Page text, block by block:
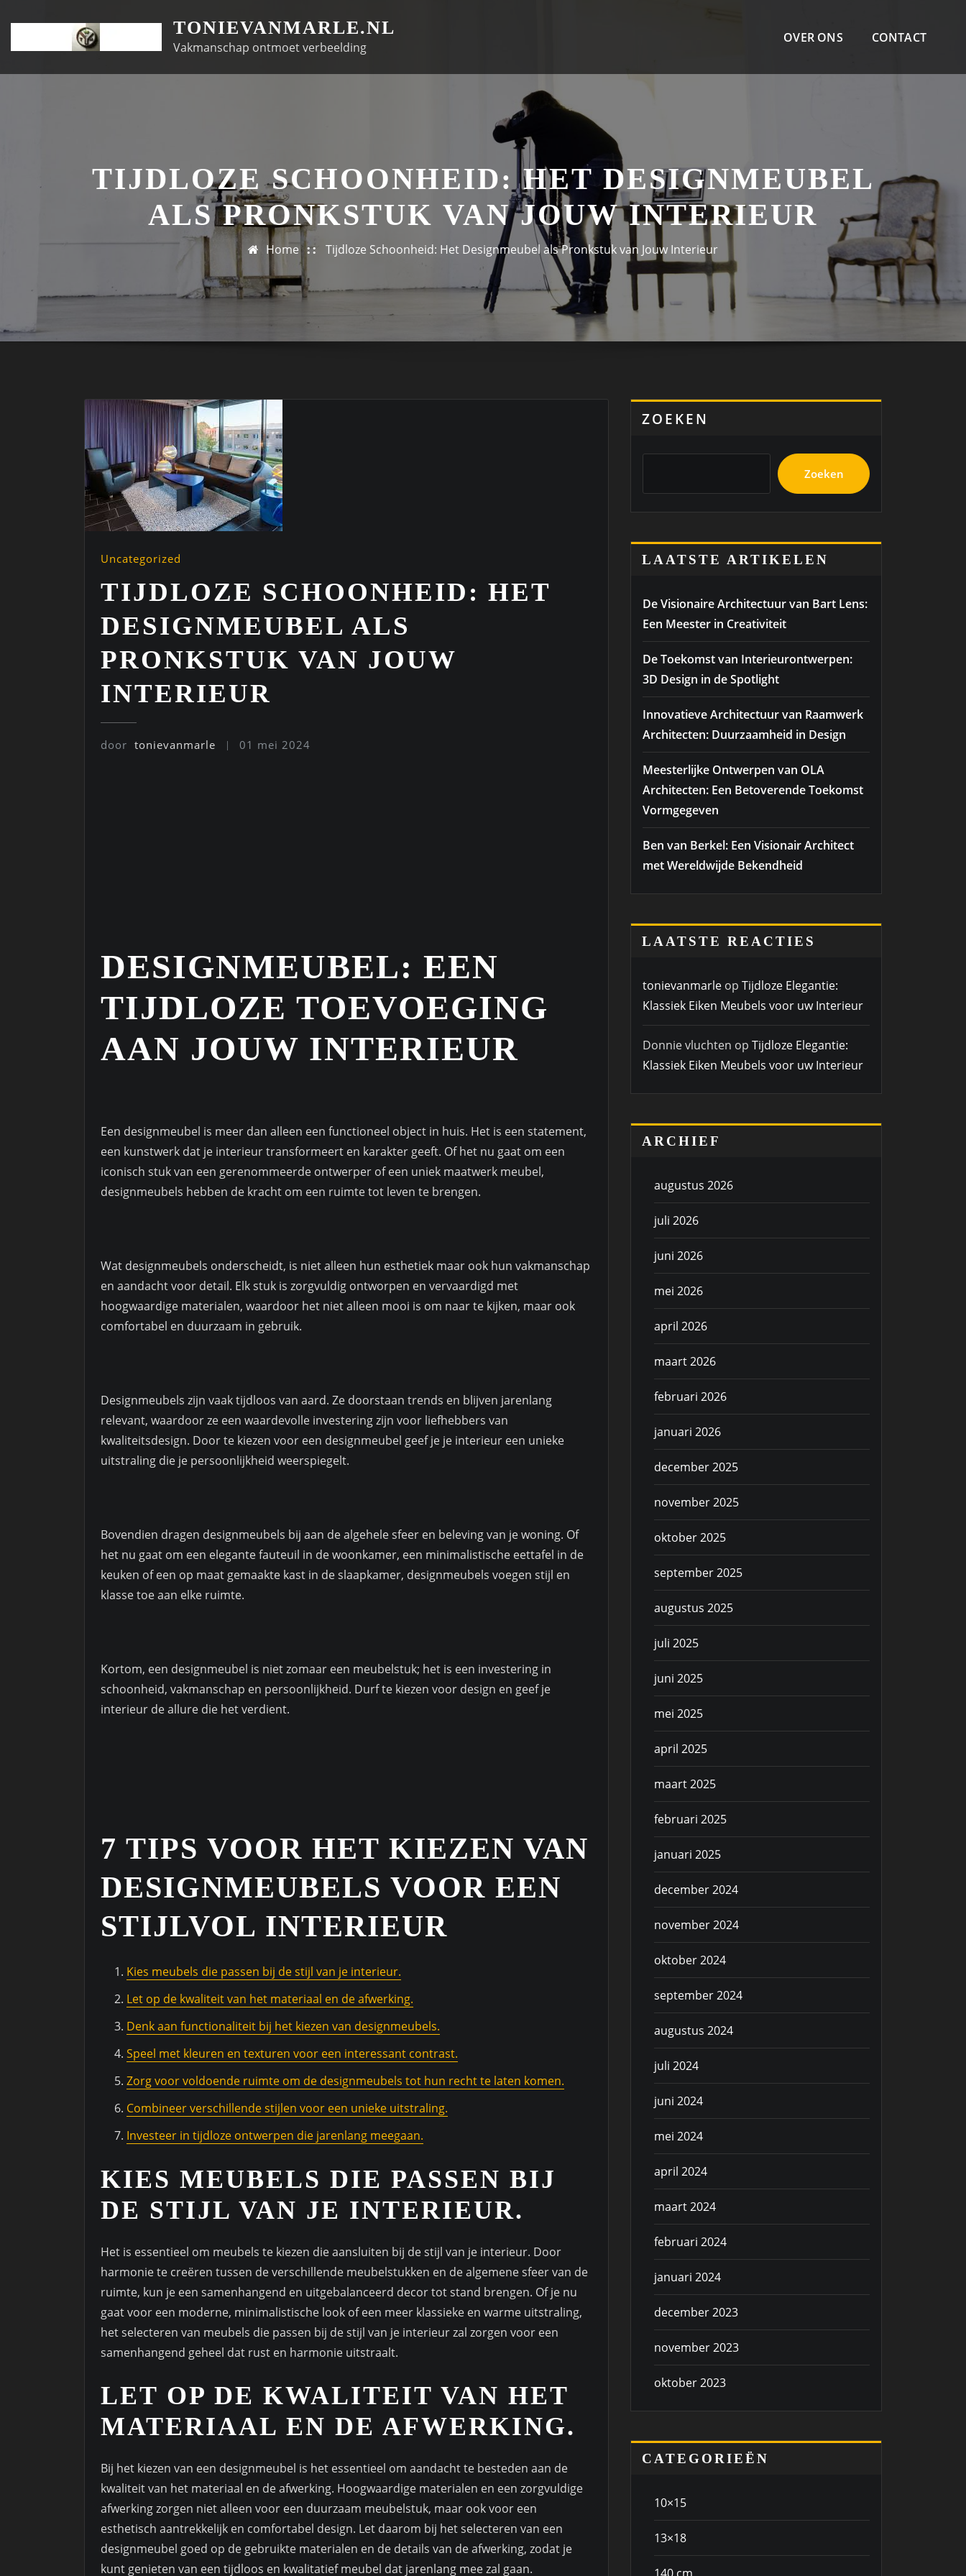
inhoud
TONIEVANMARLE.NL
Vakmanschap ontmoet verbeelding
OVER ONS CONTACT
TIJDLOZE SCHOONHEID: HET DESIGNMEUBEL
ALS PRONKSTUK VAN JOUW INTERIEUR
Home Tijdloze Schoonheid: Het Designmeubel als Pronkstuk van Jouw Interieur
Uncategorized
TIJDLOZE SCHOONHEID: HET
DESIGNMEUBEL ALS
PRONKSTUK VAN JOUW
INTERIEUR
door tonievanmarle 01 mei 2024
DESIGNMEUBEL: EEN
TIJDLOZE TOEVOEGING
AAN JOUW INTERIEUR
Een designmeubel is meer dan alleen een functioneel object in huis. Het is een statement,
een kunstwerk dat je interieur transformeert en karakter geeft. Of het nu gaat om een
iconisch stuk van een gerenommeerde ontwerper of een uniek maatwerk meubel,
designmeubels hebben de kracht om een ruimte tot leven te brengen.
Wat designmeubels onderscheidt, is niet alleen hun esthetiek maar ook hun vakmanschap
en aandacht voor detail. Elk stuk is zorgvuldig ontworpen en vervaardigd met
hoogwaardige materialen, waardoor het niet alleen mooi is om naar te kijken, maar ook
comfortabel en duurzaam in gebruik.
Designmeubels zijn vaak tijdloos van aard. Ze doorstaan trends en blijven jarenlang
relevant, waardoor ze een waardevolle investering zijn voor liefhebbers van
kwaliteitsdesign. Door te kiezen voor een designmeubel geef je je interieur een unieke
uitstraling die je persoonlijkheid weerspiegelt.
Bovendien dragen designmeubels bij aan de algehele sfeer en beleving van je woning. Of
het nu gaat om een elegante fauteuil in de woonkamer, een minimalistische eettafel in de
keuken of een op maat gemaakte kast in de slaapkamer, designmeubels voegen stijl en
klasse toe aan elke ruimte.
Kortom, een designmeubel is niet zomaar een meubelstuk; het is een investering in
schoonheid, vakmanschap en persoonlijkheid. Durf te kiezen voor design en geef je
interieur de allure die het verdient.
7 TIPS VOOR HET KIEZEN VAN
DESIGNMEUBELS VOOR EEN
STIJLVOL INTERIEUR
Kies meubels die passen bij de stijl van je interieur.
Let op de kwaliteit van het materiaal en de afwerking.
Denk aan functionaliteit bij het kiezen van designmeubels.
Speel met kleuren en texturen voor een interessant contrast.
Zorg voor voldoende ruimte om de designmeubels tot hun recht te laten komen.
Combineer verschillende stijlen voor een unieke uitstraling.
Investeer in tijdloze ontwerpen die jarenlang meegaan.
KIES MEUBELS DIE PASSEN BIJ
DE STIJL VAN JE INTERIEUR.
Het is essentieel om meubels te kiezen die aansluiten bij de stijl van je interieur. Door
harmonie te creëren tussen de verschillende meubelstukken en de algemene sfeer van de
ruimte, kun je een samenhangend en uitgebalanceerd decor tot stand brengen. Of je nu
gaat voor een moderne, minimalistische look of een meer klassieke en warme uitstraling,
het selecteren van meubels die passen bij de stijl van je interieur zal zorgen voor een
samenhangend geheel dat rust en harmonie uitstraalt.
LET OP DE KWALITEIT VAN HET
MATERIAAL EN DE AFWERKING.
Bij het kiezen van een designmeubel is het essentieel om aandacht te besteden aan de
kwaliteit van het materiaal en de afwerking. Hoogwaardige materialen en een zorgvuldige
afwerking zorgen niet alleen voor een duurzaam meubelstuk, maar ook voor een
esthetisch aantrekkelijk en comfortabel design. Let daarom bij het selecteren van een
designmeubel goed op de gebruikte materialen en de details van de afwerking, zodat je
kunt genieten van een tijdloos en kwalitatief meubel dat jarenlang mee zal gaan.
ZOEKEN
Zoeken
LAATSTE ARTIKELEN
De Visionaire Architectuur van Bart Lens:
Een Meester in Creativiteit
De Toekomst van Interieurontwerpen:
3D Design in de Spotlight
Innovatieve Architectuur van Raamwerk
Architecten: Duurzaamheid in Design
Meesterlijke Ontwerpen van OLA
Architecten: Een Betoverende Toekomst
Vormgegeven
Ben van Berkel: Een Visionair Architect
met Wereldwijde Bekendheid
LAATSTE REACTIES
tonievanmarle op Tijdloze Elegantie:
Klassiek Eiken Meubels voor uw Interieur
Donnie vluchten op Tijdloze Elegantie:
Klassiek Eiken Meubels voor uw Interieur
ARCHIEF
augustus 2026
juli 2026
juni 2026
mei 2026
april 2026
maart 2026
februari 2026
januari 2026
december 2025
november 2025
oktober 2025
september 2025
augustus 2025
juli 2025
juni 2025
mei 2025
april 2025
maart 2025
februari 2025
januari 2025
december 2024
november 2024
oktober 2024
september 2024
augustus 2024
juli 2024
juni 2024
mei 2024
april 2024
maart 2024
februari 2024
januari 2024
december 2023
november 2023
oktober 2023
CATEGORIEËN
10×15
13×18